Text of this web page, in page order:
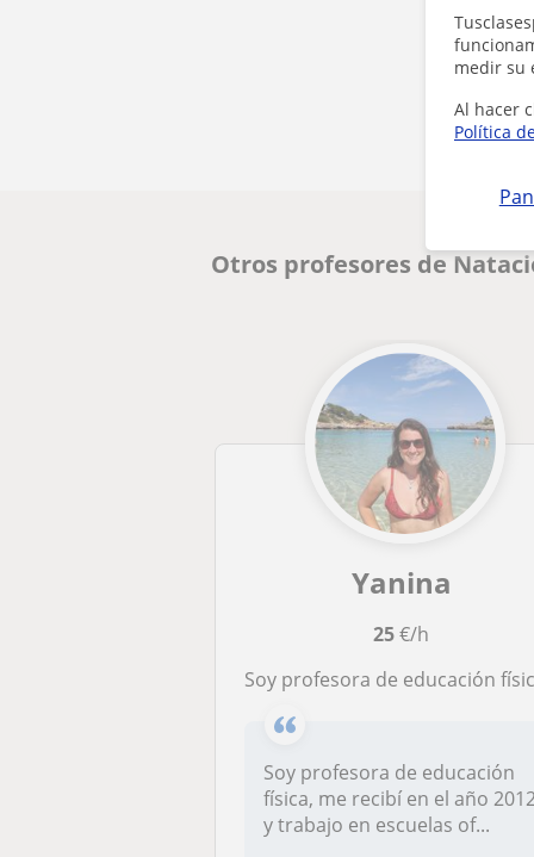
medir su
Al hacer
Política
Otros profesores de
Yanina
25€/h
Soy profesora de educación física, me apasiona enseñar y disfruto transmitiendo mis conocimientos!Doy clases a todas las edades, desde niñ@s pequeñ@s a adult@s mayores!
Soy profesora de educación
física, me recibí en el año
y trabajo en escuelas of...